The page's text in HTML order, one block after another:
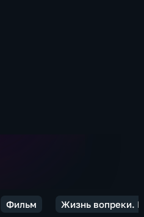
Фильм Жизнь вопреки.